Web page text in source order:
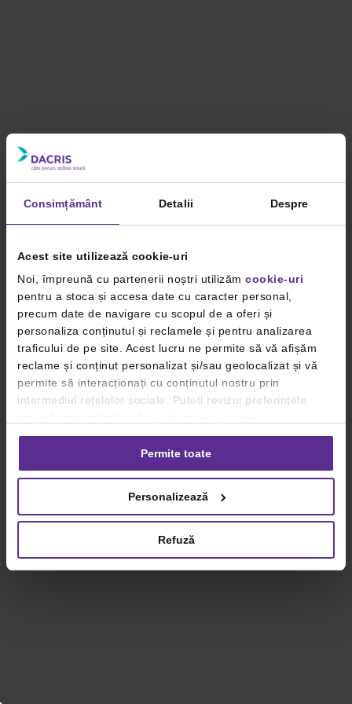
Consimțământ Detalii Despre
Acest site utilizează cookie-uri
Noi, împreună cu partenerii noștri utilizăm cookie-uri
pentru a stoca și accesa date cu caracter personal,
precum date de navigare cu scopul de a oferi și
personaliza conținutul și reclamele și pentru analizarea
traficului de pe site. Acest lucru ne permite să vă afișăm
reclame și conținut personalizat și/sau geolocalizat și vă
permite să interacționați cu conținutul nostru prin
intermediul rețelelor sociale. Puteți revizui preferințele
consimțământul oricând, făcând click pe linkul către
setările dvs. de cookie-uri.
privind utilizarea modulelor cookie.Detalii
Permite toate
Personalizează
Refuză